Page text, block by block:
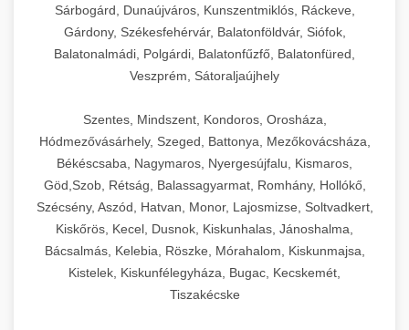
Sárbogárd, Dunaújváros, Kunszentmiklós, Ráckeve,
Gárdony, Székesfehérvár, Balatonföldvár, Siófok,
Balatonalmádi, Polgárdi, Balatonfűzfő, Balatonfüred,
Veszprém, Sátoraljaújhely
Szentes, Mindszent, Kondoros, Orosháza,
Hódmezővásárhely, Szeged, Battonya, Mezőkovácsháza,
Békéscsaba, Nagymaros, Nyergesújfalu, Kismaros,
Göd,Szob, Rétság, Balassagyarmat, Romhány, Hollókő,
Szécsény, Aszód, Hatvan, Monor, Lajosmizse, Soltvadkert,
Kiskőrös, Kecel, Dusnok, Kiskunhalas, Jánoshalma,
Bácsalmás, Kelebia, Röszke, Mórahalom, Kiskunmajsa,
Kistelek, Kiskunfélegyháza, Bugac, Kecskemét,
Tiszakécske